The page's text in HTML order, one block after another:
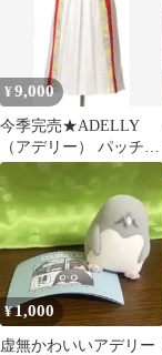
¥9,000
今季完売★ADELLY
（アデリー） パッチワ
ークスカート★橋本環
奈、小芝風花着
¥1,000
虚無かわいいアデリー